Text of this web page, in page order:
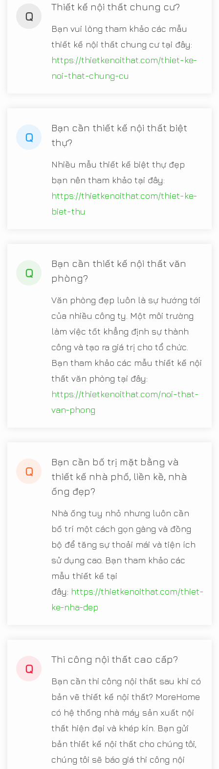
Q
Thiết kế nội thất chung cư?
Bạn vui lòng tham khảo các mẫu
thiết kế nội thất chung cư tại đây:
https://thietkenoithat.com/thiet-ke-
noi-that-chung-cu
Q
Bạn cần thiết kế nội thất biệt
thự?
Nhiều mẫu thiết kế biệt thự đẹp
bạn nên tham khảo tại đây:
https://thietkenoithat.com/thiet-ke-
biet-thu
Q
Bạn cần thiết kế nội thất văn
phòng?
Văn phòng đẹp luôn là sự hướng tới
của nhiều công ty. Một môi trường
làm việc tốt khẳng định sự thành
công và tạo ra giá trị cho tổ chức.
Bạn tham khảo các mẫu thiết kế nội
thất văn phòng tại đây:
https://thietkenoithat.com/noi-that-
van-phong
Q
Bạn cần bố trị mặt bằng và
thiết kế nhà phố, liền kề, nhà
ống đẹp?
Nhà ống tuy nhỏ nhưng luôn cần
bố trí một cách gọn gàng và đồng
bộ để tăng sự thoải mái và tiện ích
sử dụng cao. Bạn tham khảo các
mẫu thiết kế tại
đây: https://thietkenoithat.com/thiet-
ke-nha-dep
Q
Thi công nội thất cao cấp?
Bạn cần thi công nội thất sau khi có
bản vẽ thiết kế nội thất? MoreHome
có hệ thống nhà máy sản xuất nội
thất hiện đại và khép kín. Bạn gửi
bản thiết kế nội thất cho chúng tôi,
chúng tôi sẽ báo giá thi công nội